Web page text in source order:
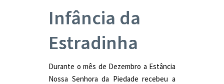
Infância da
Estradinha
Durante o mês de Dezembro a Estância
Nossa Senhora da Piedade recebeu a